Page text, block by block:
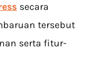
secara
tersebut
serta fitur-